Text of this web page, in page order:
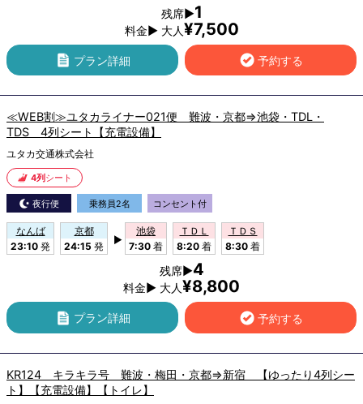
残席▶1
料金▶ 大人¥7,500
プラン詳細 予約する
≪WEB割≫ユタカライナー021便 難波・京都⇒池袋・TDL・
TDS 4列シート【充電設備】
ユタカ交通株式会社
4列 シート
夜行便 乗務員2名 コンセント付
なんば
23:10 発
京都
24:15 発
▶
池袋
7:30 着
ＴＤＬ
8:20 着
ＴＤＳ
8:30 着
残席▶4
料金▶ 大人¥8,800
プラン詳細 予約する
KR124 キラキラ号 難波・梅田・京都⇒新宿 【ゆったり4列シー
ト】【充電設備】【トイレ】